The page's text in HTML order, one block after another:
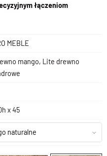
łączeniom
MEBLE
mango, Lite drewno
x 45
naturalne